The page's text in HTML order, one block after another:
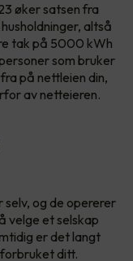
øker satsen fra
altså
tak på 5000 kWh
som bruker
på nettleien din,
av netteieren.
og de opererer
velge et selskap
er det langt
ditt.